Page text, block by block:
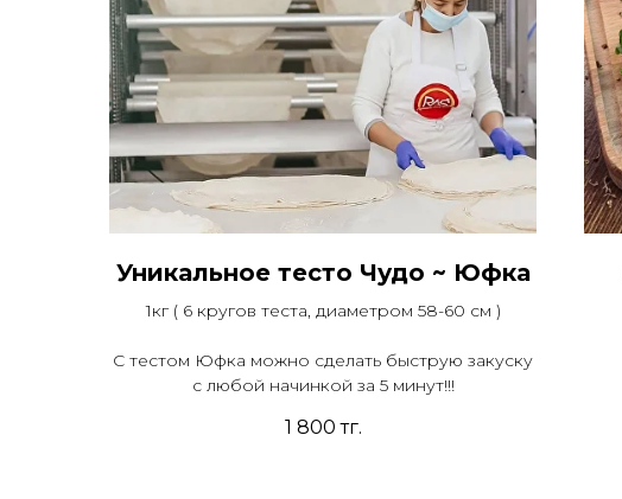
Уникальное тесто Чудо ~ Юфка
1кг ( 6 кругов теста, диаметром 58-60 см )
С тестом Юфка можно сделать быструю закуску
с любой начинкой за 5 минут!!!
1 800 тг.